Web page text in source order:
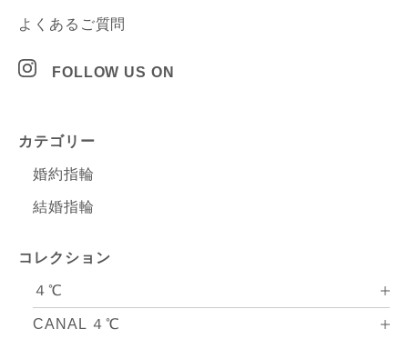
よくあるご質問
FOLLOW US ON
カテゴリー
婚約指輪
結婚指輪
コレクション
４℃
CANAL ４℃